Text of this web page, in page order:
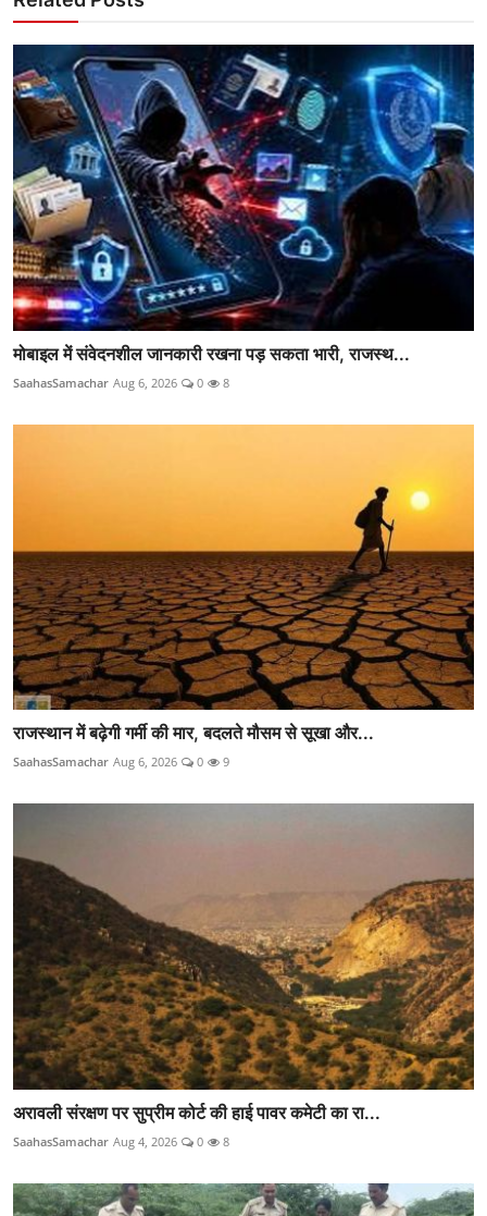
मोबाइल में संवेदनशील जानकारी रखना पड़ सकता भारी, राजस्थ...
SaahasSamachar Aug 6, 2026 0 8
राजस्थान में बढ़ेगी गर्मी की मार, बदलते मौसम से सूखा और...
SaahasSamachar Aug 6, 2026 0 9
अरावली संरक्षण पर सुप्रीम कोर्ट की हाई पावर कमेटी का रा...
SaahasSamachar Aug 4, 2026 0 8